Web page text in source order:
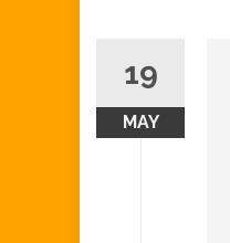
19
MAY